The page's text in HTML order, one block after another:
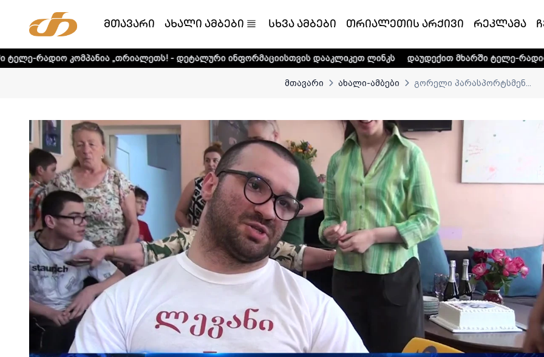
მთავარი ახალი ამბები სხვა ამბები თრიალეთის არქივი რეკლამა
„თრიალეთს! - დეტალური ინფორმაციისთვის დააკლიკეთ ლინკს დაუდექით მხარში ტელე-რადიო კომპანია
მთავარი ახალი-ამბები გორელი პარასპორტსმენ...